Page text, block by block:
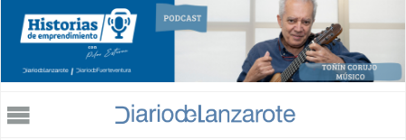
Jump to navigation